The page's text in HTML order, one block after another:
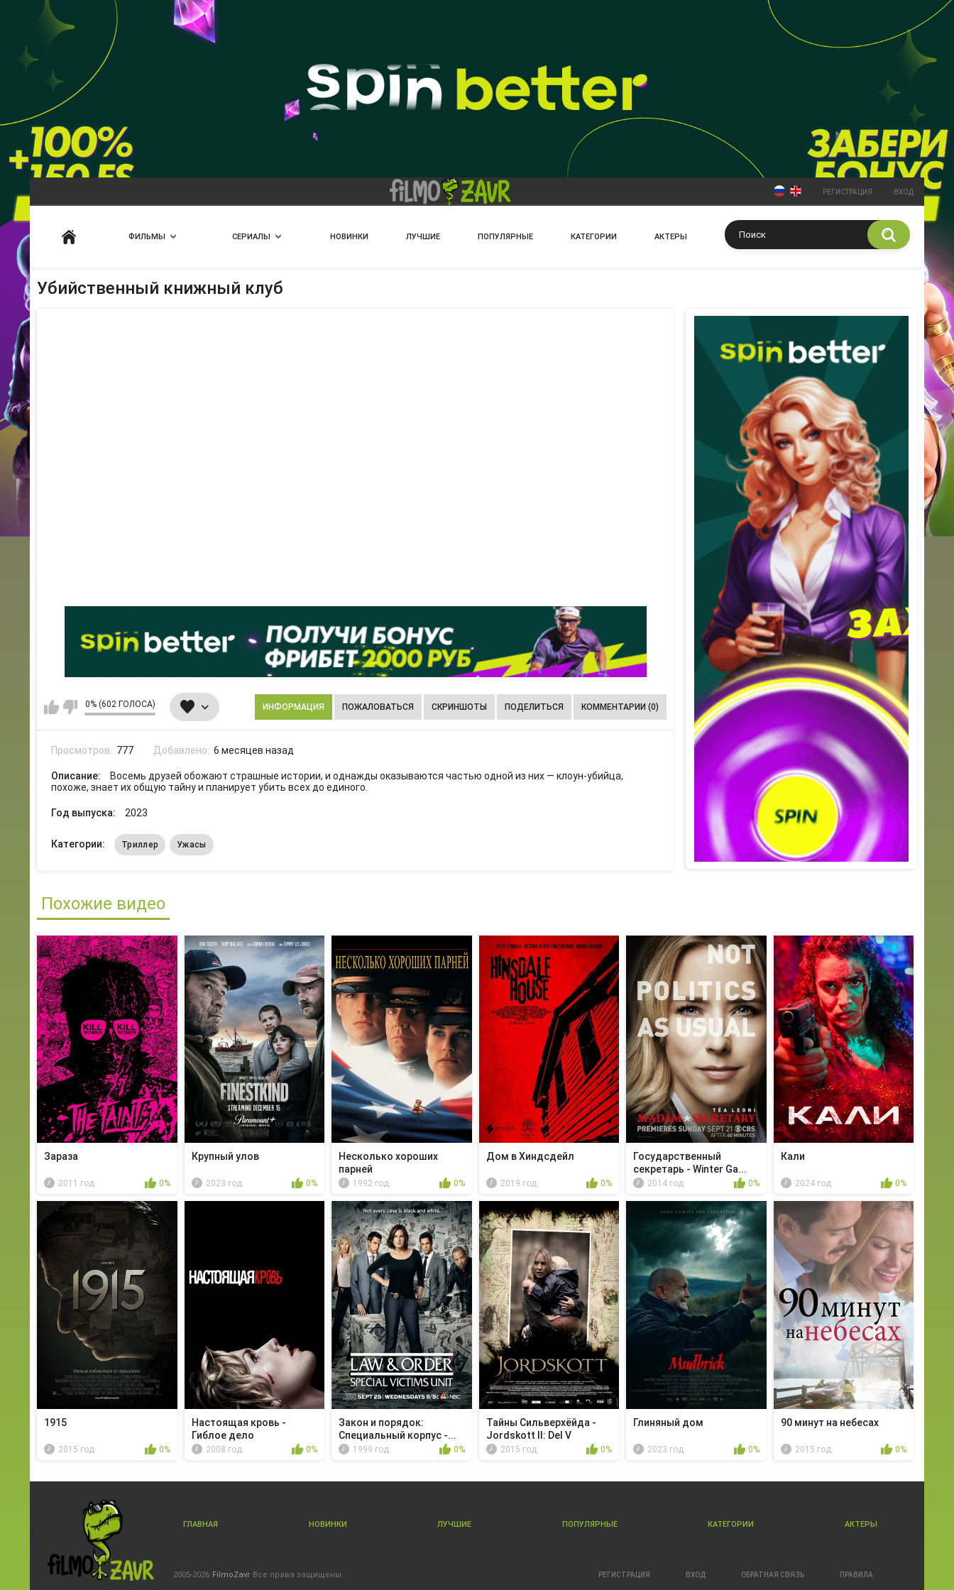
РЕГИСТРАЦИЯ ВХОД
ФИЛЬМЫ СЕРИАЛЫ НОВИНКИ ЛУЧШИЕ ПОПУЛЯРНЫЕ КАТЕГОРИИ АКТЕРЫ
Убийственный книжный клуб
0% (602 ГОЛОСА) ИНФОРМАЦИЯ ПОЖАЛОВАТЬСЯ СКРИНШОТЫ ПОДЕЛИТЬСЯ КОММЕНТАРИИ (0)
Просмотров: 777 Добавлено: 6 месяцев назад
Описание:
Восемь друзей обожают страшные истории, и однажды оказываются частью одной из них — клоун-убийца,
похоже, знает их общую тайну и планирует убить всех до единого.
Год выпуска: 2023
Категории: Триллер Ужасы
Похожие видео
Зараза
2011 год 0%
Крупный улов
2023 год 0%
Несколько хороших
парней
1992 год 0%
Дом в Хиндсдейл
2019 год 0%
Государственный
секретарь - Winter Ga...
2014 год 0%
Кали
2024 год 0%
1915
2015 год 0%
Настоящая кровь -
Гиблое дело
2008 год 0%
Закон и порядок:
Специальный корпус -...
1999 год 0%
Тайны Сильверхёйда -
Jordskott II: Del V
2015 год 0%
Глиняный дом
2023 год 0%
90 минут на небесах
2015 год 0%
ГЛАВНАЯ НОВИНКИ ЛУЧШИЕ ПОПУЛЯРНЫЕ КАТЕГОРИИ АКТЕРЫ
2005-2026 FilmoZavr Все права защищены. РЕГИСТРАЦИЯ ВХОД ОБРАТНАЯ СВЯЗЬ ПРАВИЛА